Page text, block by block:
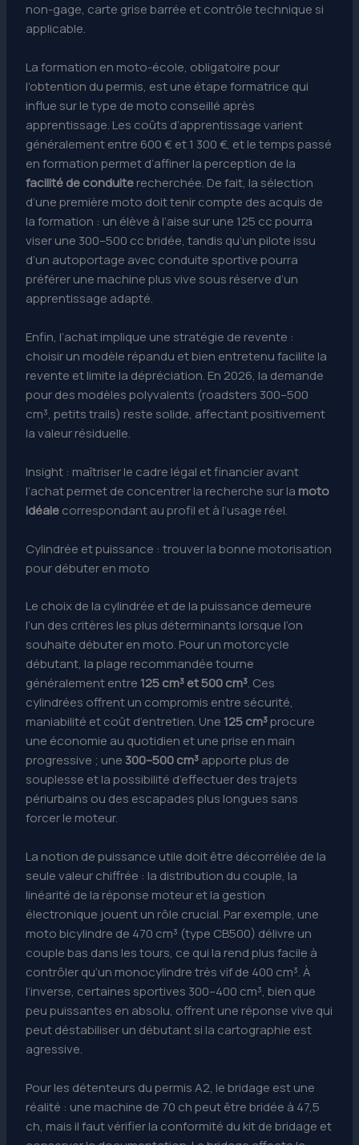
non-gage, carte grise barrée et contrôle technique si
applicable.
La formation en moto-école, obligatoire pour
l’obtention du permis, est une étape formatrice qui
influe sur le type de moto conseillé après
apprentissage. Les coûts d’apprentissage varient
généralement entre 600 € et 1 300 €, et le temps passé
en formation permet d’affiner la perception de la
facilité de conduiterecherchée. De fait, la sélection
d’une première moto doit tenir compte des acquis de
la formation : un élève à l’aise sur une 125 cc pourra
viser une 300–500 cc bridée, tandis qu’un pilote issu
d’un autoportage avec conduite sportive pourra
préférer une machine plus vive sous réserve d’un
apprentissage adapté.
Enfin, l’achat implique une stratégie de revente :
choisir un modèle répandu et bien entretenu facilite la
revente et limite la dépréciation. En 2026, la demande
pour des modèles polyvalents (roadsters 300–500
cm³, petits trails) reste solide, affectant positivement
la valeur résiduelle.
Insight : maîtriser le cadre légal et financier avant
l’achat permet de concentrer la recherche sur la moto
idéalecorrespondant au profil et à l’usage réel.
Cylindrée et puissance : trouver la bonne motorisation
pour débuter en moto
Le choix de la cylindrée et de la puissance demeure
l’un des critères les plus déterminants lorsque l’on
souhaite débuter en moto. Pour un motorcycle
débutant, la plage recommandée tourne
généralement entre 125 cm³ et 500 cm³. Ces
cylindrées offrent un compromis entre sécurité,
maniabilité et coût d’entretien. Une 125 cm³procure
une économie au quotidien et une prise en main
progressive ; une300–500 cm³apporte plus de
souplesse et la possibilité d’effectuer des trajets
périurbains ou des escapades plus longues sans
forcer le moteur.
La notion de puissance utile doit être décorrélée de la
seule valeur chiffrée : la distribution du couple, la
linéarité de la réponse moteur et la gestion
électronique jouent un rôle crucial. Par exemple, une
moto bicylindre de 470 cm³ (type CB500) délivre un
couple bas dans les tours, ce qui la rend plus facile à
contrôler qu’un monocylindre très vif de 400 cm³. À
l’inverse, certaines sportives 300–400 cm³, bien que
peu puissantes en absolu, offrent une réponse vive qui
peut déstabiliser un débutant si la cartographie est
agressive.
Pour les détenteurs du permis A2, le bridage est une
réalité : une machine de 70 ch peut être bridée à 47,5
ch, mais il faut vérifier la conformité du kit de bridage et